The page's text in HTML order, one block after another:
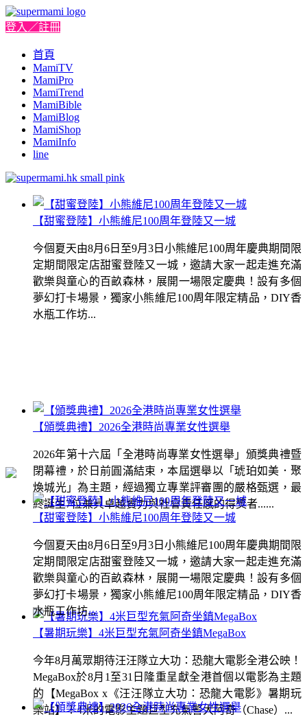
登入／註冊
首頁
MamiTV
MamiPro
MamiTrend
MamiBible
MamiBlog
MamiShop
MamiInfo
line
【甜蜜登陸】小熊維尼100周年登陸又一城
今個夏天由8月6日至9月3日小熊維尼100周年慶典期間限
定期間限定店甜蜜登陸又一城，邀請大家一起走進充滿
歡樂與童心的百畝森林，展開一場限定慶典！設有多個
夢幻打卡場景，獨家小熊維尼100周年限定精品，DIY香
水瓶工作坊...
【頒獎典禮】2026全港時尚專業女性選舉
2026年第十六屆「全港時尚專業女性選舉」頒獎典禮暨
閉幕禮，於日前圓滿結束，本屆選舉以「琥珀如美．聚
煥城光」為主題，經過獨立專業評審團的嚴格甄選，最
終誕生7位兼具卓越實力與社會責任感的得獎者......
【暑期玩樂】4米巨型充氣阿奇坐鎮MegaBox
今年8月萬眾期待汪汪隊立大功：恐龍大電影全港公映！
MegaBox於8月1至31日隆重呈獻全港首個以電影為主題
的【MegaBox x《汪汪隊立大功：恐龍大電影》暑期玩
樂站】！4米的電影主題巨型充氣警犬阿奇（Chase）...
【甜蜜登陸】小熊維尼100周年登陸又一城
今個夏天由8月6日至9月3日小熊維尼100周年慶典期間限
定期間限定店甜蜜登陸又一城，邀請大家一起走進充滿
歡樂與童心的百畝森林，展開一場限定慶典！設有多個
夢幻打卡場景，獨家小熊維尼100周年限定精品，DIY香
水瓶工作坊...